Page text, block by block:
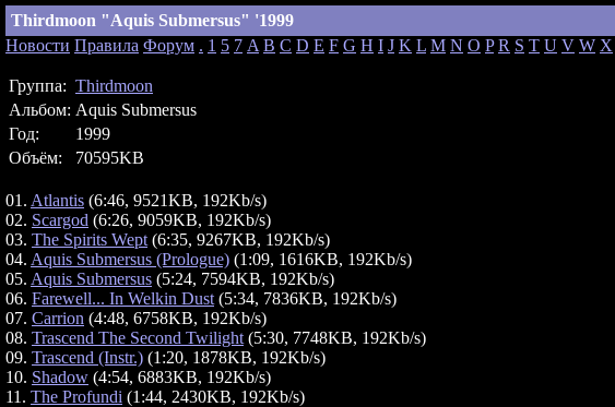
Thirdmoon "Aquis Submersus" '1999
Новости Правила Форум . 1 5 7 A B C D E F G H I J K L M N O P R S T U V W X
Группа: Thirdmoon
Альбом: Aquis Submersus
Год:
1999
Объём:
70595KB
01. Atlantis (6:46, 9521KB, 192Kb/s)
02. Scargod (6:26, 9059KB, 192Kb/s)
03. The Spirits Wept (6:35, 9267KB, 192Kb/s)
04. Aquis Submersus (Prologue) (1:09, 1616KB, 192Kb/s)
05. Aquis Submersus (5:24, 7594KB, 192Kb/s)
06. Farewell... In Welkin Dust (5:34, 7836KB, 192Kb/s)
07. Carrion (4:48, 6758KB, 192Kb/s)
08. Trascend The Second Twilight (5:30, 7748KB, 192Kb/s)
09. Trascend (Instr.) (1:20, 1878KB, 192Kb/s)
10. Shadow (4:54, 6883KB, 192Kb/s)
11. The Profundi (1:44, 2430KB, 192Kb/s)